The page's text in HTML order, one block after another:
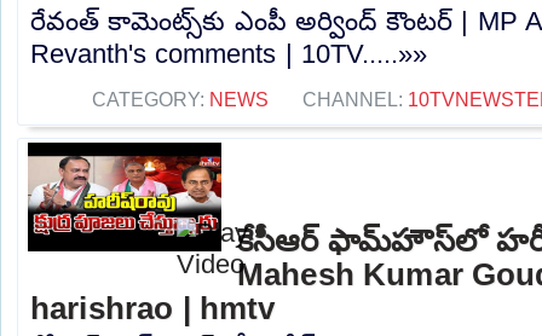
రేవంత్ కామెంట్స్‌కు ఎంపీ అర్వింద్ కౌంటర్ | MP
Revanth's comments | 10TV.....»»
CATEGORY: NEWS CHANNEL:
కేసీఆర్ ఫామ్‌హౌస్‌లో
Mahesh Kumar
harishrao | hmtv